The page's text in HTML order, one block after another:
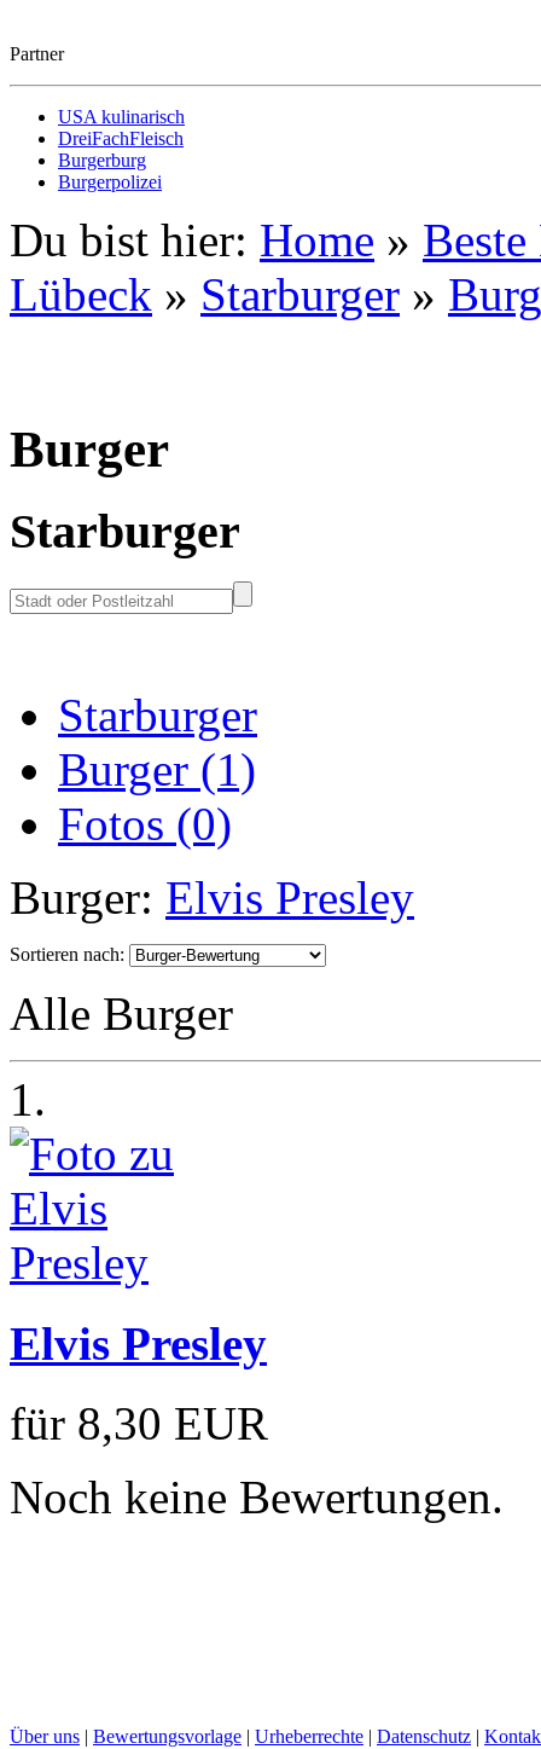
Partner
USA kulinarisch
DreiFachFleisch
Burgerburg
Burgerpolizei
Du bist hier: Home »
Lübeck » Starburger »
Burger
Starburger
Starburger
Burger (1)
Fotos (0)
Burger: Elvis Presley
Sortieren nach:
Alle Burger
1.
Elvis Presley
für 8,30 EUR
Noch keine Bewertungen.
Über uns | Bewertungsvorlage | Urheberrechte | Datenschutz |